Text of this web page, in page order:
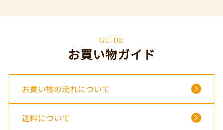
GUIDE
お買い物ガイド
お買い物の流れについて
送料について